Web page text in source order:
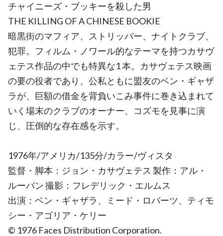
チャイニーズ・ブッキーを殺した男
THE KILLING OF A CHINESE BOOKIE
暗黒街のマフィア、ストリッパー、ナイトクラブ、
犯罪。フィルム・ノワール的なテーマを持つカサヴ
ェテス作品の中でも特異な1 本。カサヴェテス映画
の要の役者であり、公私ともに盟友のベン・ギャザ
ラが、巨額の借金を背負いこみ事件に巻き込まれて
いく場末のクラブのオーナー、コズモを見事に演
じ、圧倒的な存在感を示す。
1976年/アメリカ/135分/カラー/ヴィスタ
監督・脚本：ジョン・カサヴェテス 製作：アル・
ルーバン 撮影：フレデリック・エルムス
出演：ベン・ギャザラ、ミード・ロバーツ、ティモ
シー・アゴリア・ケリー
© 1976 Faces Distribution Corporation.